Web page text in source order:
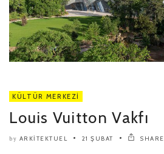
KÜLTÜR MERKEZI
Louis Vuitton Vakfı
by ARKITEKTUEL 21 ŞUBAT SHARE